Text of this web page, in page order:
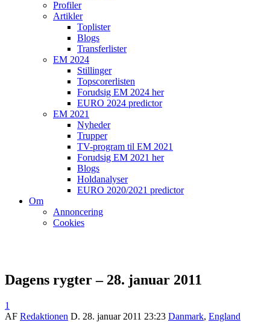
Profiler
Artikler
Toplister
Blogs
Transferlister
EM 2024
Stillinger
Topscorerlisten
Forudsig EM 2024 her
EURO 2024 predictor
EM 2021
Nyheder
Trupper
TV-program til EM 2021
Forudsig EM 2021 her
Blogs
Holdanalyser
EURO 2020/2021 predictor
Om
Annoncering
Cookies
Dagens rygter – 28. januar 2011
1
AF Redaktionen D. 28. januar 2011 23:23 Danmark, England